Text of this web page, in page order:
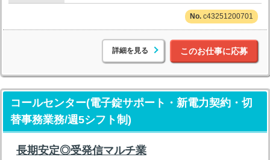
c43251200701
詳細を見る このお仕事に応募
コールセンター(電子錠サポート・新電力契約・切
替事務業務/週5シフト制)
長期安定◎受発信マルチ業